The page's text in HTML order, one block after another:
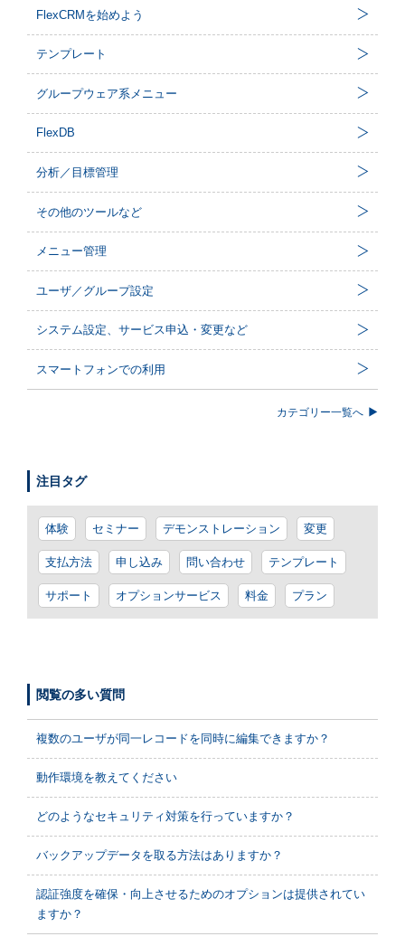
FlexCRMを始めよう
テンプレート
グループウェア系メニュー
FlexDB
分析／目標管理
その他のツールなど
メニュー管理
ユーザ／グループ設定
システム設定、サービス申込・変更など
スマートフォンでの利用
カテゴリー一覧へ
注目タグ
体験 セミナー デモンストレーション 変更
支払方法 申し込み 問い合わせ テンプレート
サポート オプションサービス 料金 プラン
閲覧の多い質問
複数のユーザが同一レコードを同時に編集できますか？
動作環境を教えてください
どのようなセキュリティ対策を行っていますか？
バックアップデータを取る方法はありますか？
認証強度を確保・向上させるためのオプションは提供されてい
ますか？